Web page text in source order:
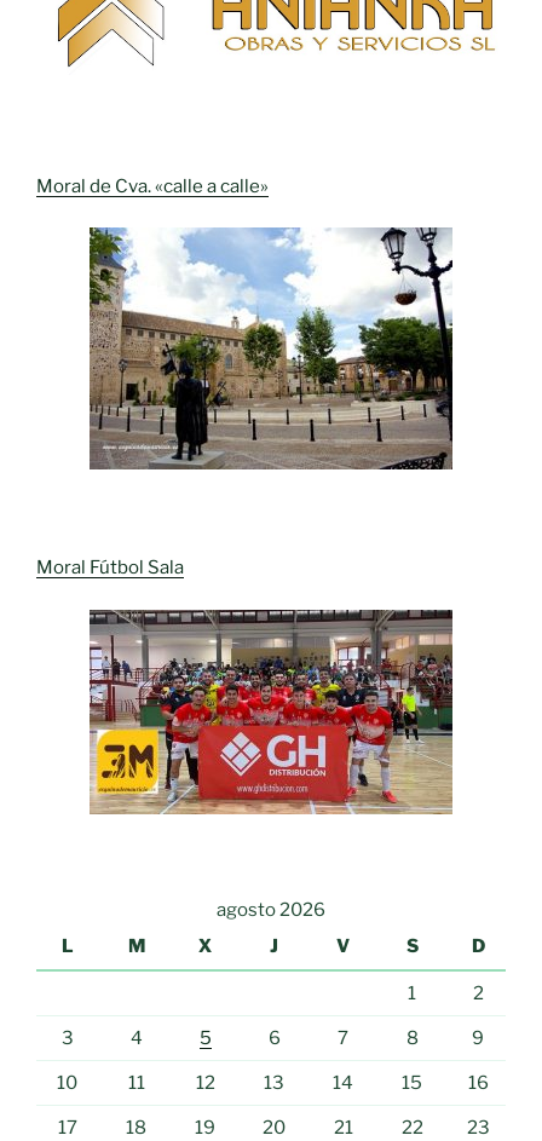
Moral de Cva. «calle a calle»
Moral Fútbol Sala
agosto 2026
L
M X J V S D
1 2
3 4 5 6 7 8 9
10 11 12 13 14 15 16
17 18 19 20 21 22 23